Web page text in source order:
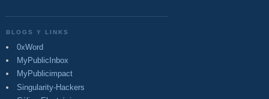
BLOGS Y LINKS
0xWord
MyPublicInbox
MyPublicimpact
Singularity-Hackers